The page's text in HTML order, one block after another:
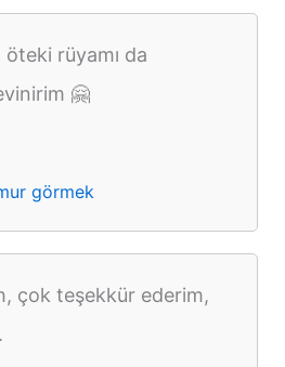
rüyamı da
🤗
görmek
çok teşekkür ederim,